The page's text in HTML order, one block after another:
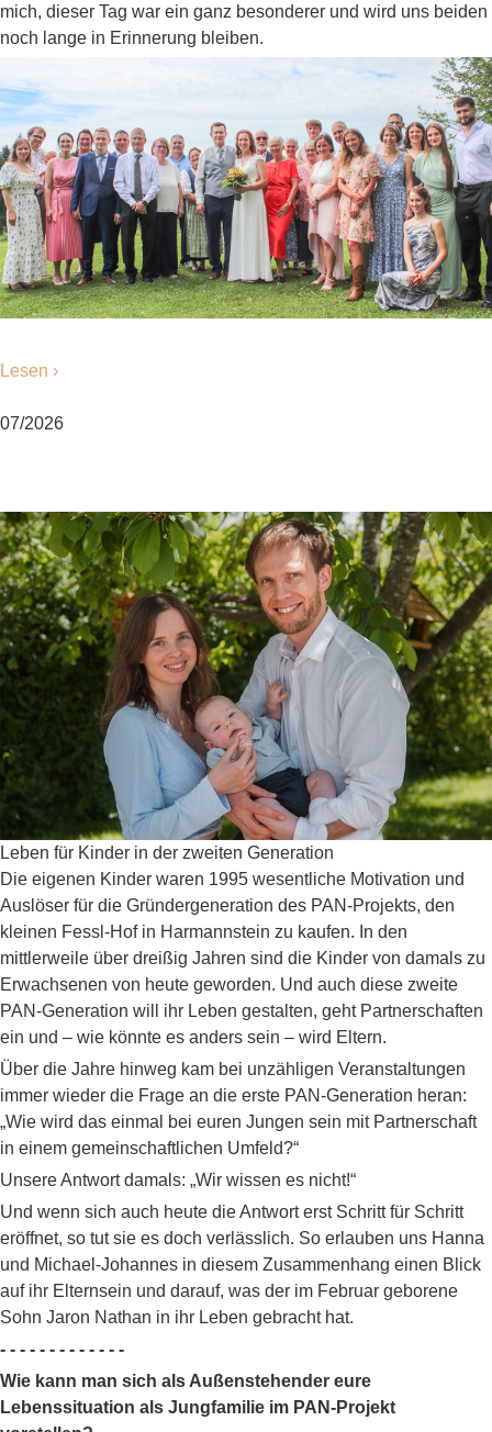
mich, dieser Tag war ein ganz besonderer und wird uns beiden
noch lange in Erinnerung bleiben.
Lesen ›
07/2026
Leben für Kinder in der zweiten Generation
Die eigenen Kinder waren 1995 wesentliche Motivation und
Auslöser für die Gründergeneration des PAN-Projekts, den
kleinen Fessl-Hof in Harmannstein zu kaufen. In den
mittlerweile über dreißig Jahren sind die Kinder von damals zu
Erwachsenen von heute geworden. Und auch diese zweite
PAN-Generation will ihr Leben gestalten, geht Partnerschaften
ein und – wie könnte es anders sein – wird Eltern.
Über die Jahre hinweg kam bei unzähligen Veranstaltungen
immer wieder die Frage an die erste PAN-Generation heran:
„Wie wird das einmal bei euren Jungen sein mit Partnerschaft
in einem gemeinschaftlichen Umfeld?“
Unsere Antwort damals: „Wir wissen es nicht!“
Und wenn sich auch heute die Antwort erst Schritt für Schritt
eröffnet, so tut sie es doch verlässlich. So erlauben uns Hanna
und Michael-Johannes in diesem Zusammenhang einen Blick
auf ihr Elternsein und darauf, was der im Februar geborene
Sohn Jaron Nathan in ihr Leben gebracht hat.
- - - - - - - - - - - - -
Wie kann man sich als Außenstehender eure
Lebenssituation als Jungfamilie im PAN-Projekt